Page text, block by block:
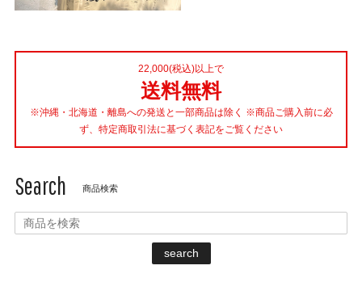
22,000(税込)以上で
送料無料
※沖縄・北海道・離島への発送と一部商品は除く ※商品ご購入前に必
ず、特定商取引法に基づく表記をご覧ください
Search 商品検索
search